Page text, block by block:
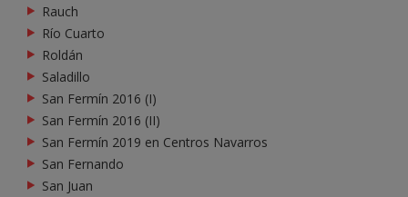
Rauch
Río Cuarto
Roldán
Saladillo
San Fermín 2016 (I)
San Fermín 2016 (II)
San Fermín 2019 en Centros Navarros
San Fernando
San Juan